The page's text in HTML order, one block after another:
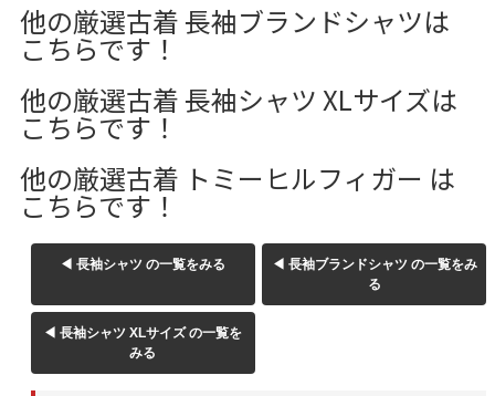
Search by Maniacマニアックから探す
Tシャツ
Tシャツ
Tシャツ
USA製
すべてのマニアックを見る
Search by Period 年代から探す
他の厳選古着 長袖ブランドシャツは
こちらです！
他の厳選古着 長袖シャツ XLサイズは
こちらです！
他の厳選古着 トミーヒルフィガー は
こちらです！
◀ 長袖シャツ の一覧をみる
◀ 長袖ブランドシャツ の一覧をみ
る
◀ 長袖シャツ XLサイズ の一覧を
みる